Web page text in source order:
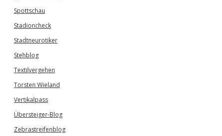
Spottschau
Stadioncheck
Stadtneurotiker
Stehblog
Textilvergehen
Torsten Wieland
Vertikalpass
Übersteiger-Blog
Zebrastreifenblog